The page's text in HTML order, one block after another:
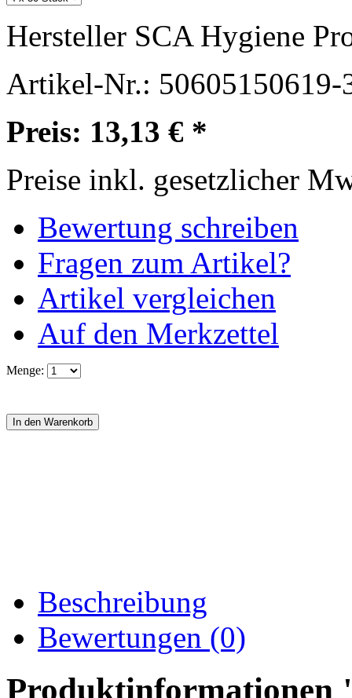
Hersteller SCA Hygiene
Artikel-Nr.: 50605150619-
Preis: 13,13 € *
Preise inkl. gesetzlicher
Bewertung schreiben
Fragen zum Artikel?
Artikel vergleichen
Auf den Merkzettel
Menge:
Beschreibung
Bewertungen (0)
Produktinformationen